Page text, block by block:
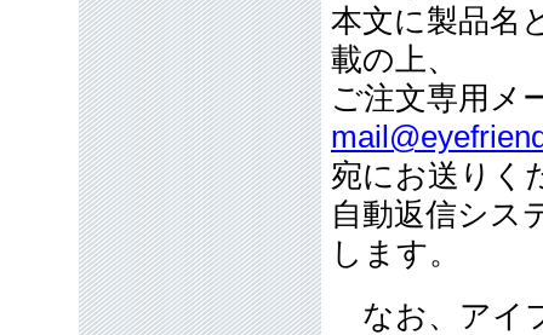
本文に製品名
載の上、
ご注文専用
宛にお送りく
自動返信シス
します。
なお、アイ